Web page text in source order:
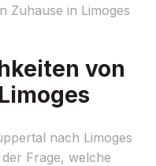
Zuhause in Limoges
von
nach Limoges
Frage, welche